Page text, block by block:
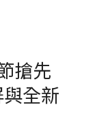
搶先
全新